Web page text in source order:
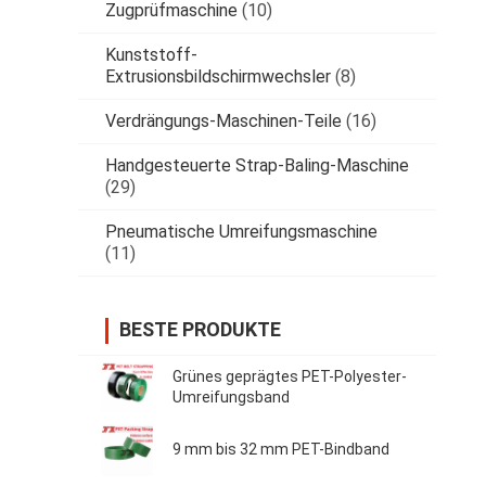
Zugprüfmaschine (10)
Kunststoff-
Extrusionsbildschirmwechsler (8)
Verdrängungs-Maschinen-Teile (16)
Handgesteuerte Strap-Baling-Maschine
(29)
Pneumatische Umreifungsmaschine
(11)
BESTE PRODUKTE
Grünes geprägtes PET-Polyester-
Umreifungsband
9 mm bis 32 mm PET-Bindband